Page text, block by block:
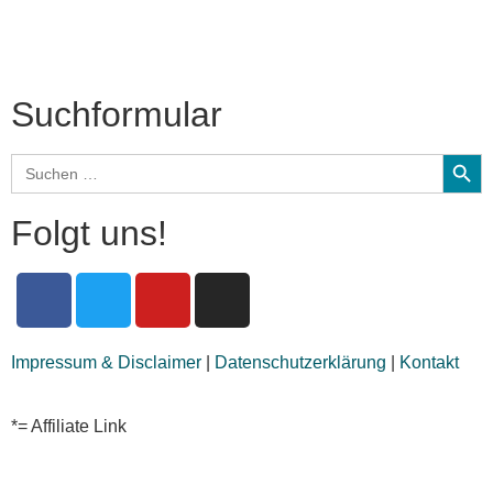
Suchformular
Search
for:
Folgt uns!
Impressum & Disclaimer Datenschutzerklärung Kontakt
*= Affiliate Link